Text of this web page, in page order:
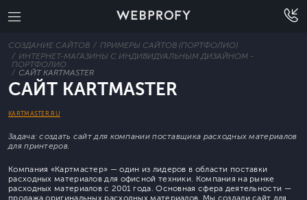
СОЗДАНИЕ САЙТОВ
ПРИМЕРЫ САЙТОВ (ПОРТФОЛИО)
ИНТЕРНЕТ-МАГАЗИНЫ С ИНДИВИДУАЛЬНЫМ ДИЗАЙНОМ -
ПОРТФОЛИО
САЙТ KARTMASTER
САЙТ KARTMASTER
KARTMASTER.RU
Задача: создать сайт для компании поставщика расходных материалов
для принтеров.
Компания «Картмастер» — один из лидеров в области поставки
расходных материалов для офисной техники. Компания на рынке
расходных материалов с 2001 года. Основная сфера деятельности —
продажа оригинальных расходных материалов. Мы создали сайт для